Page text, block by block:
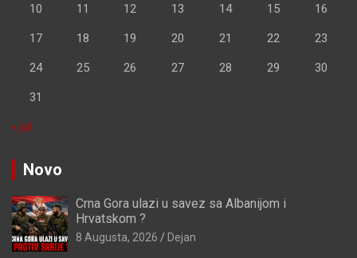
10 11 12 13 14 15 16
17 18 19 20 21 22 23
24 25 26 27 28 29 30
31
« jul
Novo
Crna Gora ulazi u savez sa Albanijom i
Hrvatskom ?
8 Augusta, 2026 Dejan